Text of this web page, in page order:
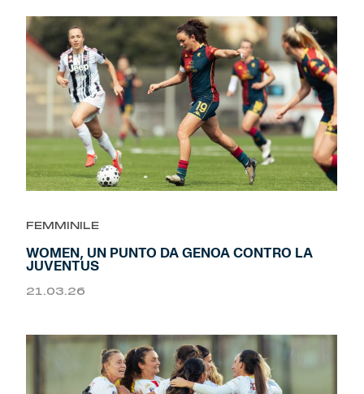
Red&Blue Voices
Kids
Accessori
Party
Outlet
Caffè Boasi x Genoa
Isolani x Genoa
FEMMINILE
WOMEN, UN PUNTO DA GENOA CONTRO LA
JUVENTUS
21.03.26